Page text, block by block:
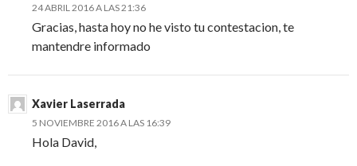
24 ABRIL 2016 A LAS 21:36
Gracias, hasta hoy no he visto tu contestacion, te
mantendre informado
Xavier Laserrada
5 NOVIEMBRE 2016 A LAS 16:39
Hola David,